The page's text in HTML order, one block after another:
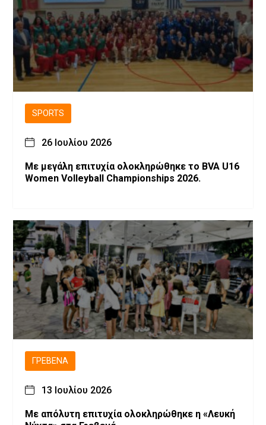
SPORTS
26 Ιουλίου 2026
Με μεγάλη επιτυχία ολοκληρώθηκε το BVA U16
Women Volleyball Championships 2026.
ΓΡΕΒΕΝΆ
13 Ιουλίου 2026
Με απόλυτη επιτυχία ολοκληρώθηκε η «Λευκή